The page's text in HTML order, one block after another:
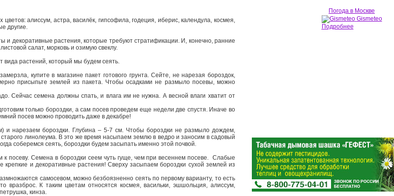
цветов: алиссум, астра, василёк, гипсофила, годеция, иберис, календула, космея,
другие.
и декоративные растения, которые требуют стратификации. И, конечно, ранние
салат, морковь и озимую свеклу.
вида растений, который мы будем сеять.
купите в магазине пакет готового грунта. Сейте, не нарезая бороздок,
присыпьте землей из пакета. Чтобы осадками не размыло посевы, можно
Сейчас семена должны спать, и влага им не нужна. А весной влаги хватит от
только бороздки, а сам посев проведем еще недели две спустя. Иначе во
посев можно проводить даже в декабре!
и нарезаем бороздки. Глубина – 5-7 см. Чтобы бороздки не размыло дождем,
линолеума. В это же время насыпаем землю в ведро и заносим в садовый
соберемся сеять, бороздки будем засыпать именно этой почвой.
к посеву. Семена в бороздки сеем чуть гуще, чем при весеннем посеве. Слабые
крепкие и декоративные растения! Сверху засыпаем бороздки сухой землей из
самосевом, можно безбоязненно сеять по первому варианту, то есть
вразброс. К таким цветам относятся космея, васильки, эшшольция, алиссум,
кинза.
Погода в Москве
Gismeteo
Подробнее